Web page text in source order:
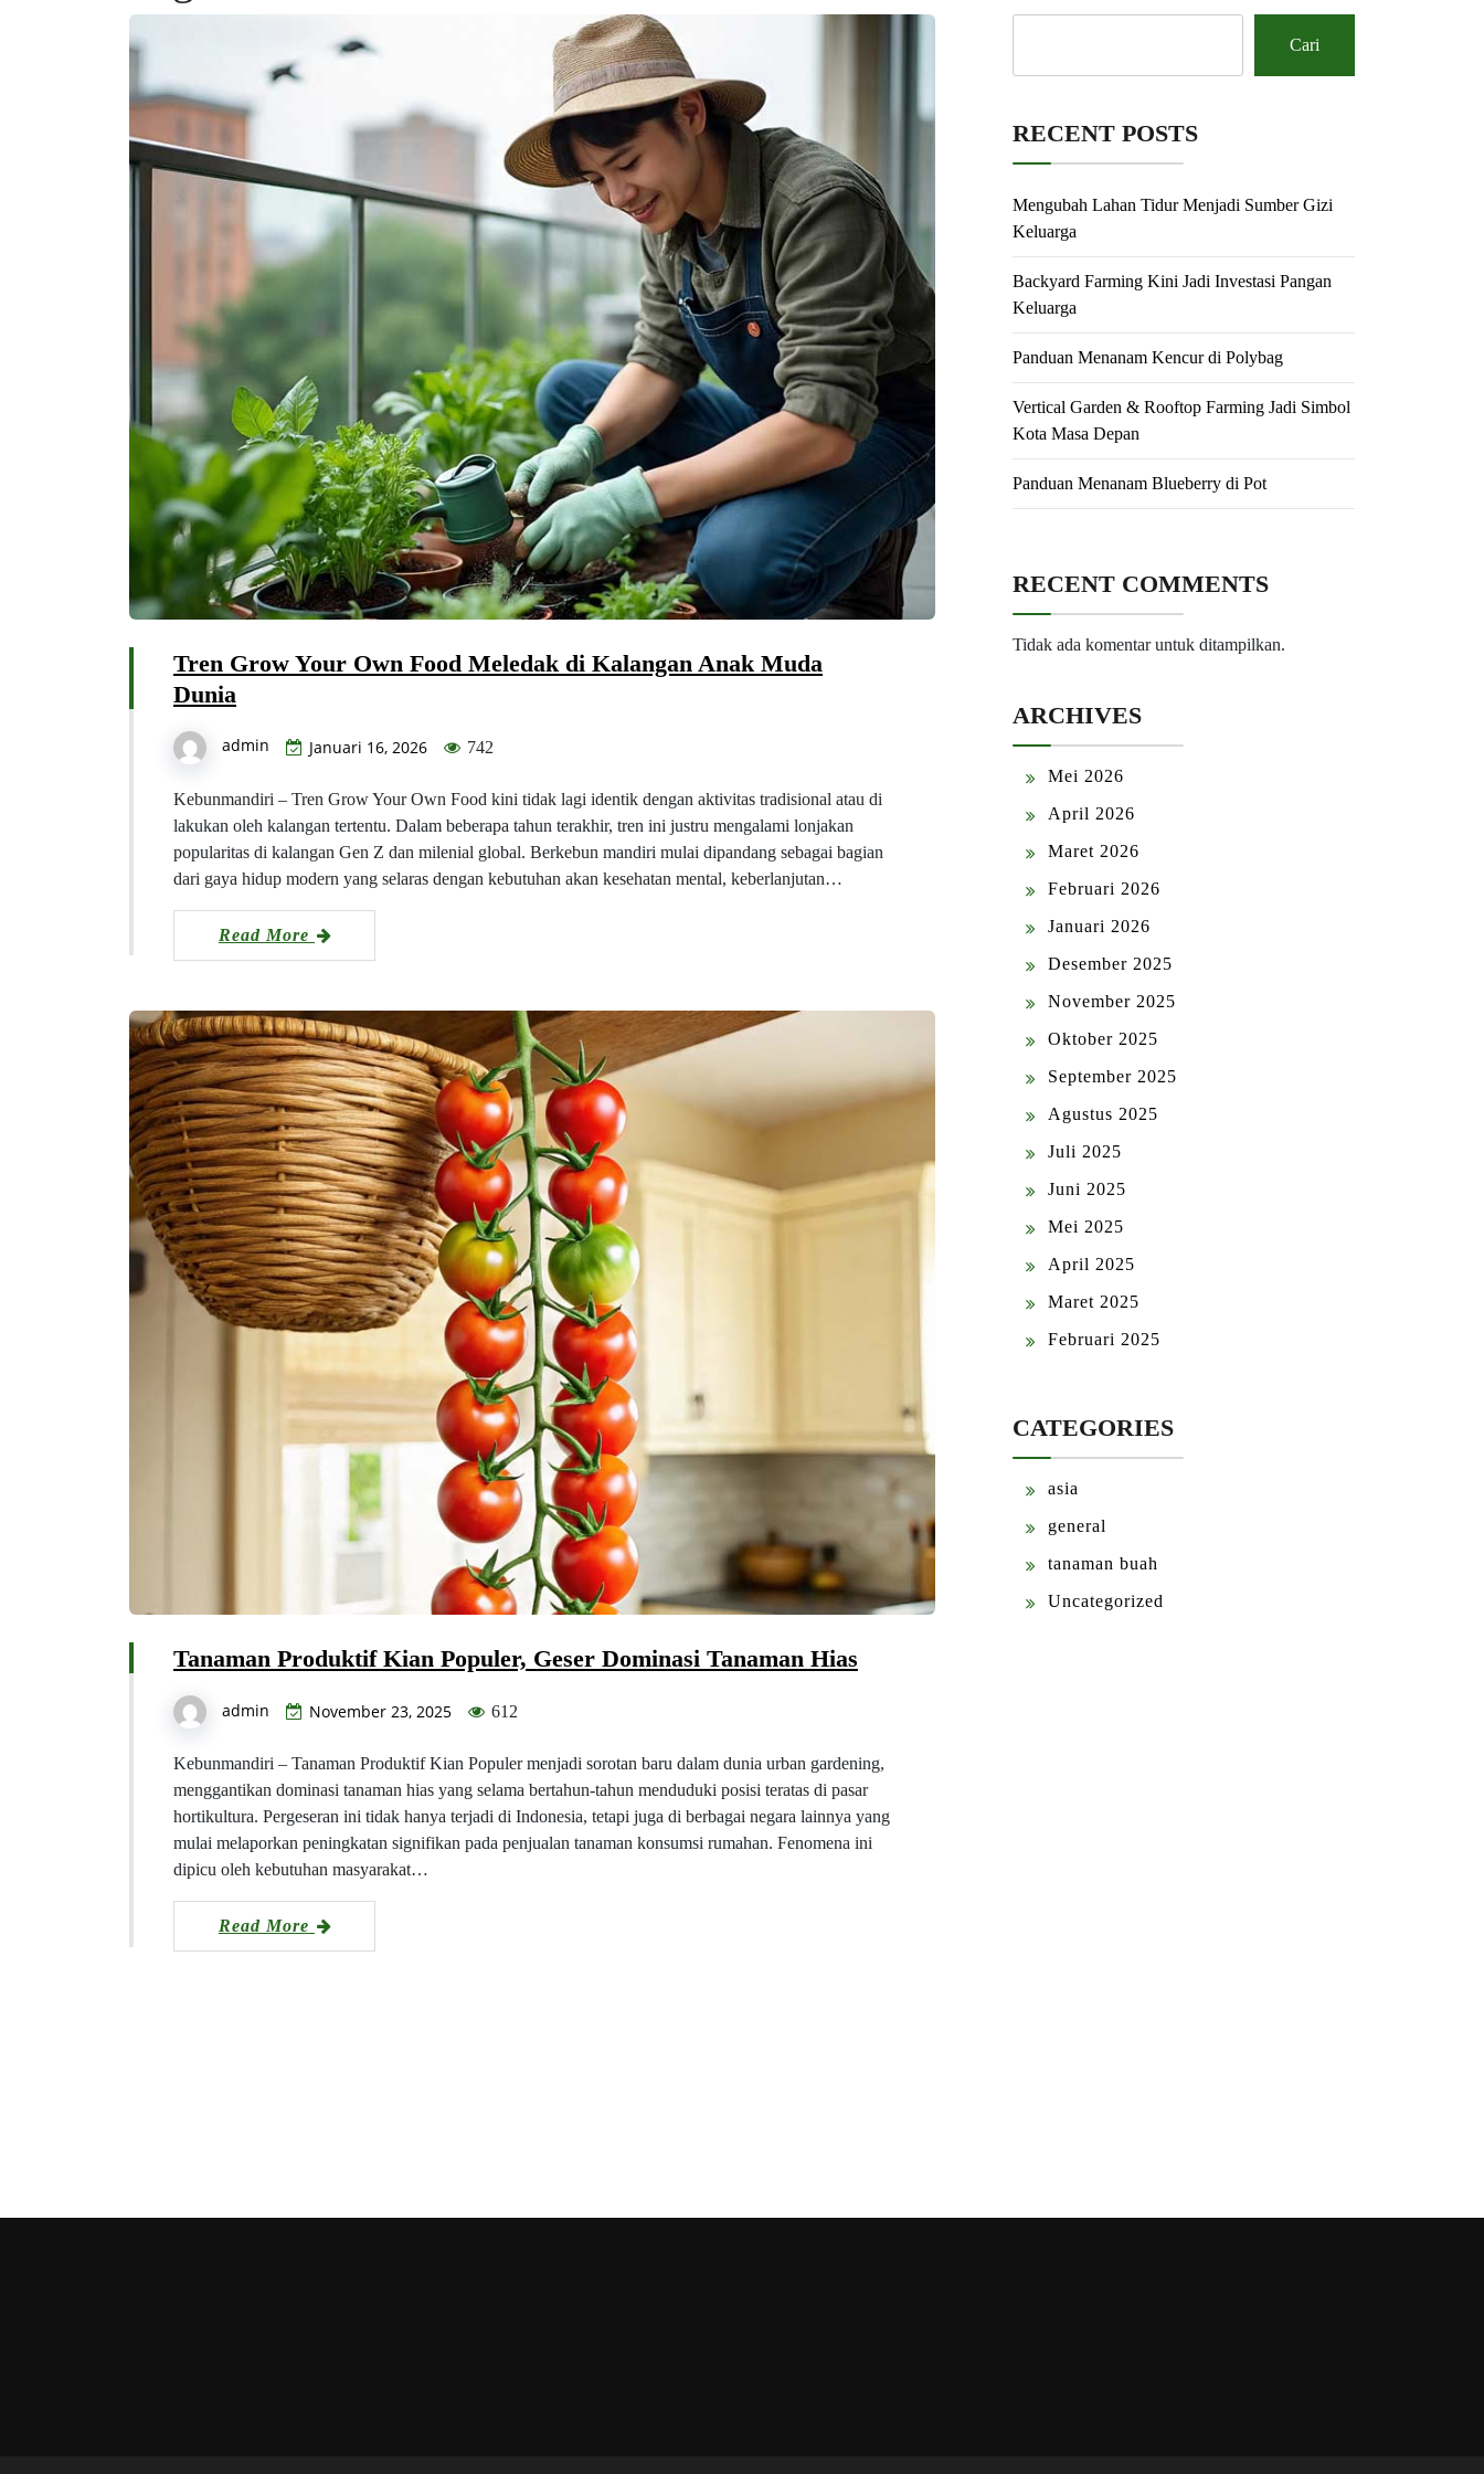
Tren Grow Your Own Food Meledak di Kalangan Anak Muda
Dunia
admin Januari 16, 2026 742
Kebunmandiri – Tren Grow Your Own Food kini tidak lagi identik dengan aktivitas tradisional atau di
lakukan oleh kalangan tertentu. Dalam beberapa tahun terakhir, tren ini justru mengalami lonjakan
popularitas di kalangan Gen Z dan milenial global. Berkebun mandiri mulai dipandang sebagai bagian
dari gaya hidup modern yang selaras dengan kebutuhan akan kesehatan mental, keberlanjutan…
Read More
Tanaman Produktif Kian Populer, Geser Dominasi Tanaman Hias
admin November 23, 2025 612
Kebunmandiri – Tanaman Produktif Kian Populer menjadi sorotan baru dalam dunia urban gardening,
menggantikan dominasi tanaman hias yang selama bertahun-tahun menduduki posisi teratas di pasar
hortikultura. Pergeseran ini tidak hanya terjadi di Indonesia, tetapi juga di berbagai negara lainnya yang
mulai melaporkan peningkatan signifikan pada penjualan tanaman konsumsi rumahan. Fenomena ini
dipicu oleh kebutuhan masyarakat…
Read More
Cari
RECENT POSTS
Mengubah Lahan Tidur Menjadi Sumber Gizi
Keluarga
Backyard Farming Kini Jadi Investasi Pangan
Keluarga
Panduan Menanam Kencur di Polybag
Vertical Garden & Rooftop Farming Jadi Simbol
Kota Masa Depan
Panduan Menanam Blueberry di Pot
RECENT COMMENTS
Tidak ada komentar untuk ditampilkan.
ARCHIVES
Mei 2026
April 2026
Maret 2026
Februari 2026
Januari 2026
Desember 2025
November 2025
Oktober 2025
September 2025
Agustus 2025
Juli 2025
Juni 2025
Mei 2025
April 2025
Maret 2025
Februari 2025
CATEGORIES
asia
general
tanaman buah
Uncategorized